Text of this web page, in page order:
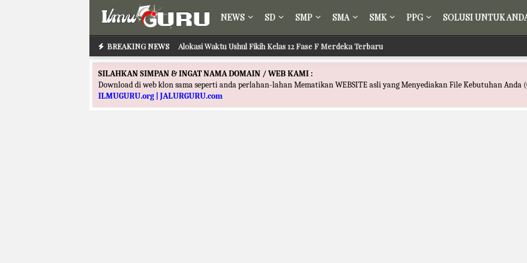
NEWS SD SMP SMA SMK PPG SOLUSI UNTUK
BREAKING NEWS Alokasi Waktu Ushul Fikih Kelas 12 Fase F Merdeka Terbaru
Alokasi Waktu Ilmu Tafsir Kelas 12 Fase F Merdeka Terbaru
SILAHKAN SIMPAN & INGAT NAMA DOMAIN / WEB KAMI :
Download di web klon sama seperti anda perlahan-lahan Mematikan WEBSITE asli yang Menyediakan File Kebutuhan Anda
ILMUGURU.org | JALURGURU.com